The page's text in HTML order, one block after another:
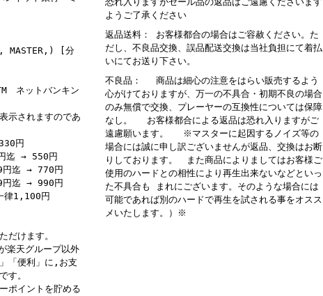
MASTER,) [分
ネットバンキン
示されますのであ
円
迄 → 550円
円迄 → 770円
円迄 → 990円
律1,100円
だけます。
楽天グループ以外
「便利」に,お支
す。
ポイントを貯める
ようご了承ください
返品送料： お客様都合の場合はご容赦ください。た
だし、不良品交換、誤品配送交換は当社負担にて着払
いにてお送り下さい。
不良品： 商品は細心の注意をはらい販売するよう
心がけておりますが、万一の不具合・初期不良の場合
のみ無償で交換、プレーヤーの互換性については保障
なし。 お客様都合による返品は恐れ入りますがご
遠慮願います。 ※マスターに起因するノイズ等の
場合には誠に申し訳ございませんが返品、交換はお断
りしております。 また商品によりましてはお客様ご
使用のハードとの相性により再生出来ないなどといっ
た不具合も まれにございます。そのような場合には
可能であれば別のハードで再生を試される事をオスス
メいたします。）※